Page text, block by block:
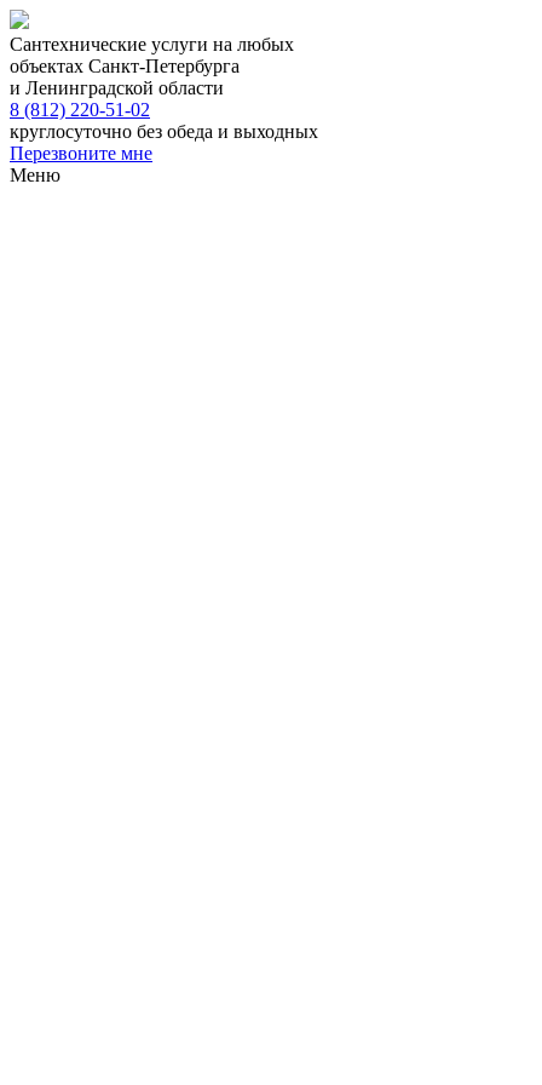
Сантехнические услуги на любых
объектах Санкт-Петербурга
и Ленинградской области
8 (812) 220-51-02
круглосуточно без обеда и выходных
Перезвоните мне
Меню